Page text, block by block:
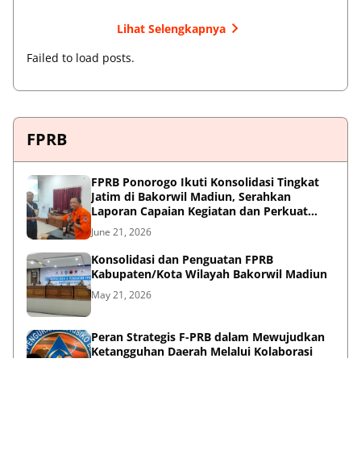
Lihat Selengkapnya
Failed to load posts.
FPRB
FPRB Ponorogo Ikuti Konsolidasi Tingkat
Jatim di Bakorwil Madiun, Serahkan
Laporan Capaian Kegiatan dan Perkuat
Sinergi Pentahelix
June 21, 2026
Konsolidasi dan Penguatan FPRB
Kabupaten/Kota Wilayah Bakorwil Madiun
May 21, 2026
Peran Strategis F-PRB dalam Mewujudkan
Ketangguhan Daerah Melalui Kolaborasi